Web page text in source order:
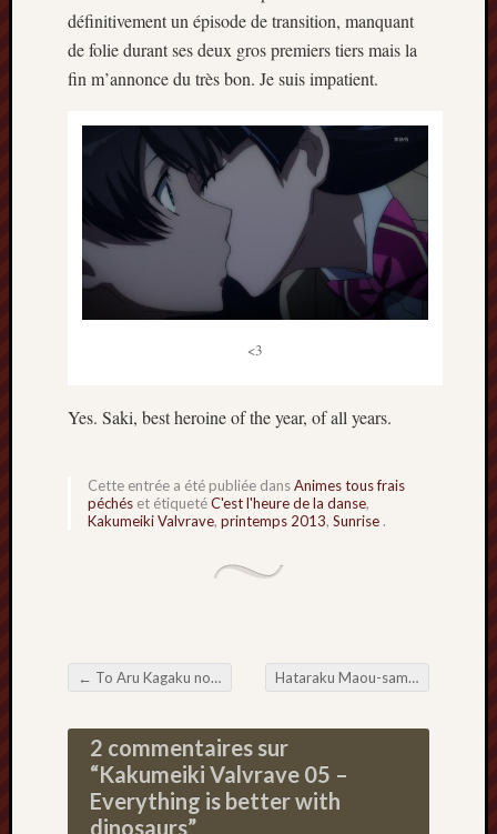
définitivement un épisode de transition, manquant
de folie durant ses deux gros premiers tiers mais la
fin m’annonce du très bon. Je suis impatient.
<3
Yes. Saki, best heroine of the year, of all years.
Cette entrée a été publiée dansAnimes tous frais
péchés et étiquetéC'est l'heure de la danse,
Kakumeiki Valvrave, printemps 2013, Sunrise .
Navigation de l'article
← To Aru Kagaku no Railgun S 06 – A Certain Awesome Shinobu Hataraku Maou-sama! 07 – Ore no Tonari ga Konna ni Kawaii Wake ga Nai
2 commentaires sur
“Kakumeiki Valvrave 05 –
Everything is better with
dinosaurs”